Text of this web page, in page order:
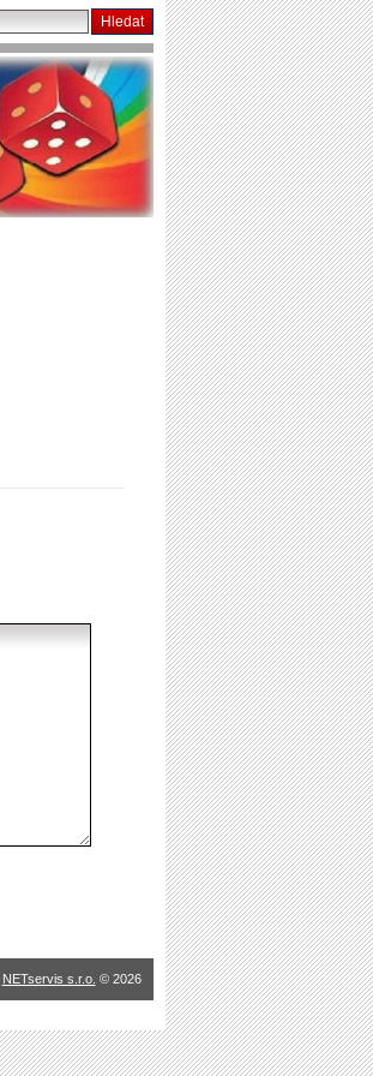
NETservis s.r.o. © 2026